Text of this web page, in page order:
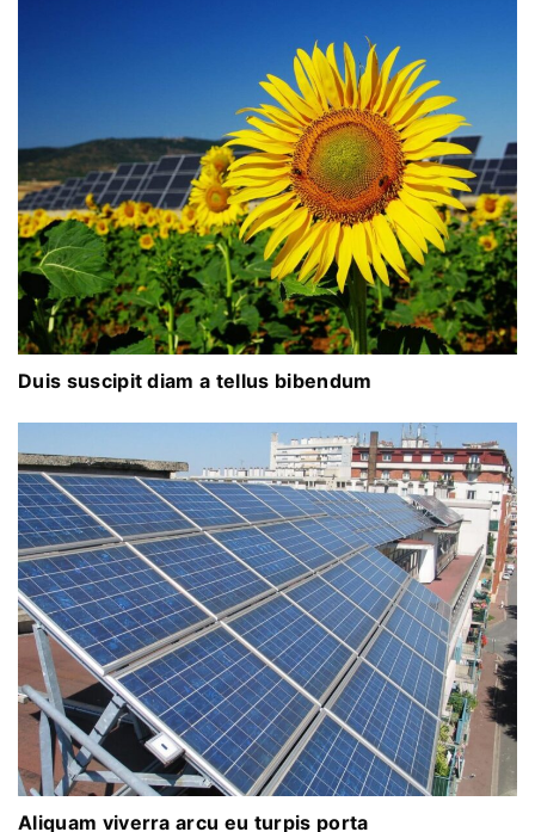
Duis suscipit diam a tellus bibendum
Aliquam viverra arcu eu turpis porta